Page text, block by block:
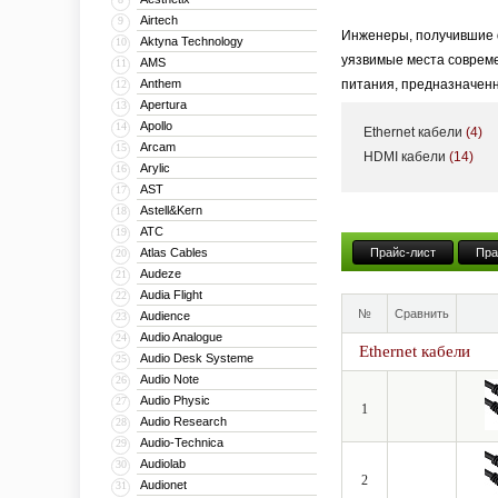
9 Airtech
10 Aktyna Technology
11 AMS
12 Anthem
13 Apertura
14 Apollo
15 Arcam
16 Arylic
17 AST
18 Astell&Kern
19 ATC
20 Atlas Cables
21 Audeze
22 Audia Flight
23 Audience
24 Audio Analogue
25 Audio Desk Systeme
26 Audio Note
27 Audio Physic
28 Audio Research
29 Audio-Technica
30 Audiolab
31 Audionet
Инженеры, получившие
уязвимые места
питания,
Кроме того, новая
Таким образом, с
Ethernet кабели (4)
HDMI кабели (14)
Прайс-лист
№ Сравнить
Ethernet кабели
1
2